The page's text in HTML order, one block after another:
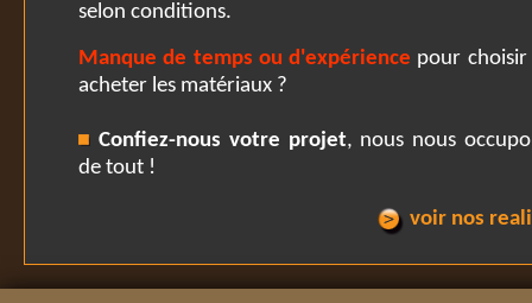
selon conditions.
Manque de temps ou d'expérience pour choisir
acheter les matériaux ?
Confiez-nous votre projet, nous nous
de tout !
voir nos